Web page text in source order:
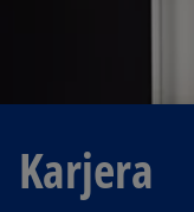
Karjera